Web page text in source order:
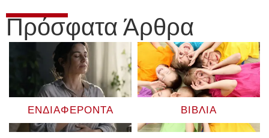
Πρόσφατα Άρθρα
ΕΝΔΙΑΦΈΡΟΝΤΑ ΒΙΒΛΊΑ